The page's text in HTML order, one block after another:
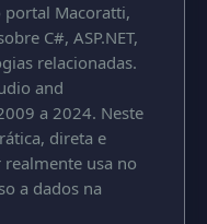
portal Macoratti,
C#, ASP.NET,
relacionadas.
and
a 2024. Neste
direta e
usa no
a dados na